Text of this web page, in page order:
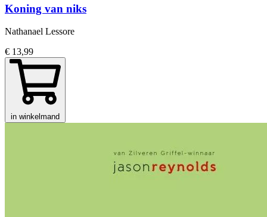
Koning van niks
Nathanael Lessore
€ 13,99
in winkelmand